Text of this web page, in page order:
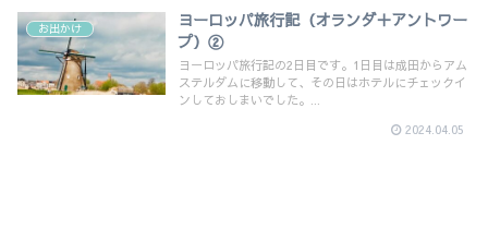
お出かけ
ヨーロッパ旅行記（オランダ＋アントワー
プ）②
ヨーロッパ旅行記の2日目です。1日目は成田からアム
ステルダムに移動して、その日はホテルにチェックイ
ンしておしまいでした。...
2024.04.05